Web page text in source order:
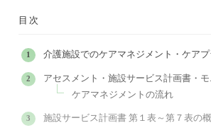
目次
介護施設でのケアマネジメント・ケア
アセスメント・施設サービス計画書・
ケアマネジメントの流れ
施設サービス計画書 第１表～第７表の